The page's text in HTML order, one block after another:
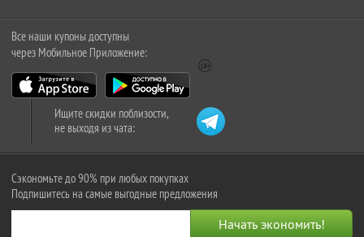
Все наши купоны доступны
через Мобильное Приложение:
Ищите скидки поблизости,
не выходя из чата:
Сэкономьте до 90% при любых покупках
Подпишитесь на самые выгодные предложения